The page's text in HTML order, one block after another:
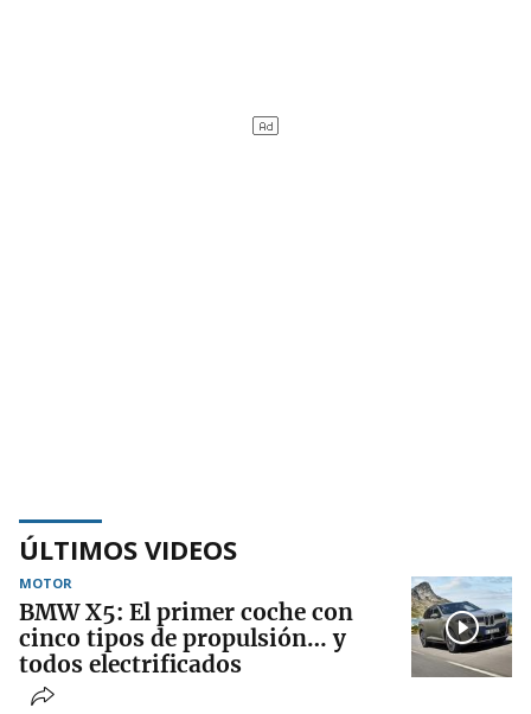
ÚLTIMOS VIDEOS
MOTOR
BMW X5: El primer coche con
cinco tipos de propulsión… y
todos electrificados